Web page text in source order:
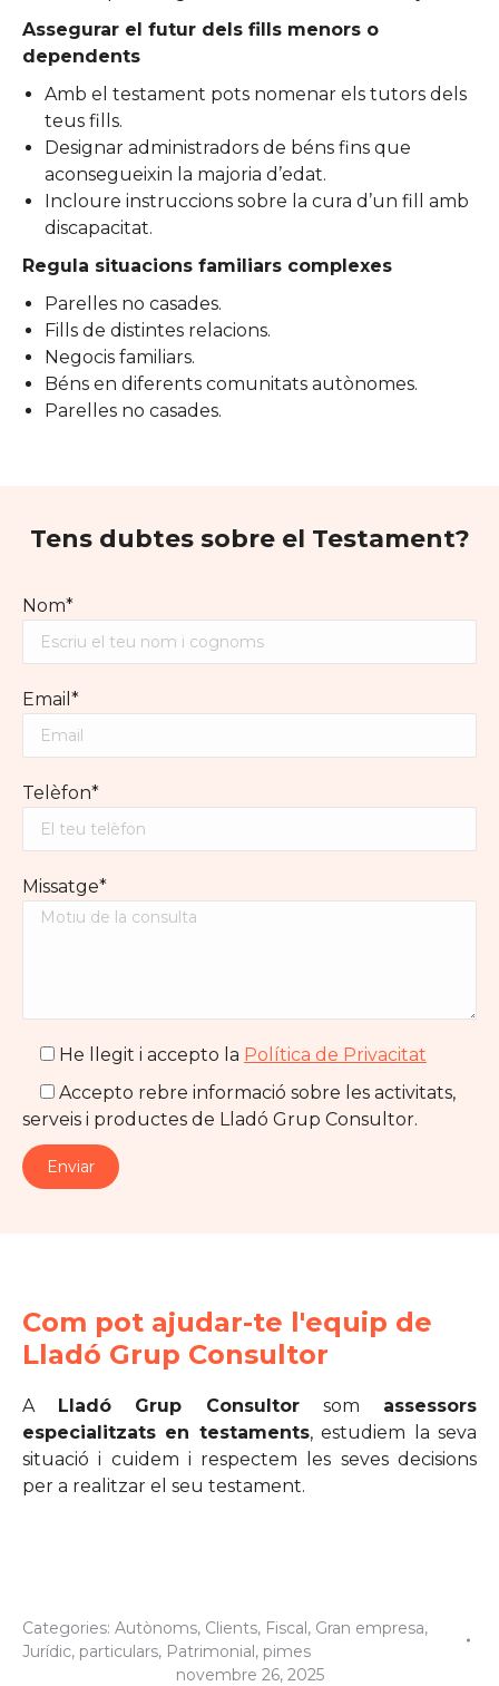
Assegurar el futur dels fills menors o
dependents
Amb el testament pots nomenar els tutors dels
teus fills.
Designar administradors de béns fins que
aconsegueixin la majoria d’edat.
Incloure instruccions sobre la cura d’un fill amb
discapacitat.
Regula situacions familiars complexes
Parelles no casades.
Fills de distintes relacions.
Negocis familiars.
Béns en diferents comunitats autònomes.
Parelles no casades.
Tens dubtes sobre el Testament?
Nom*
Email*
Telèfon*
Missatge*
He llegit i accepto la Política de Privacitat
Accepto rebre informació sobre les activitats,
serveis i productes de Lladó Grup Consultor.
Com pot ajudar-te l'equip de
Lladó Grup Consultor
A Lladó Grup Consultorsom assessors
especialitzats en testaments, estudiem la seva
situació i cuidem i respectem les seves decisions
per a realitzar el seu testament.
Categories: Autònoms, Clients, Fiscal, Gran empresa,
Jurídic, particulars, Patrimonial, pimes
novembre 26, 2025